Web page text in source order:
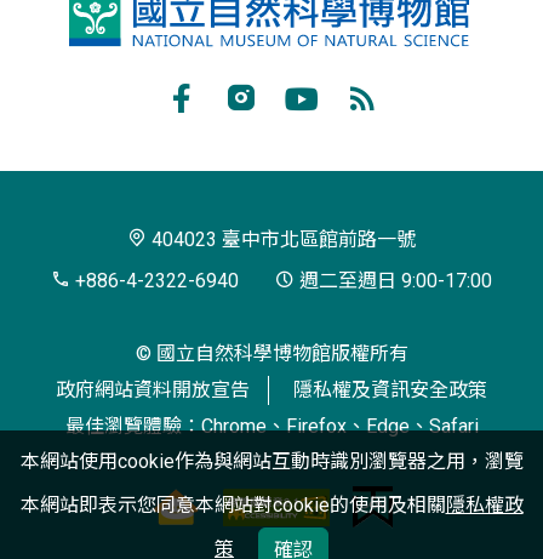
國
博
閱
404023 臺中市北區館前路一號
+886-4-2322-6940
週二至週日 9:00-17:00
© 國立自然科學博物館版權所有
政府網站資料開放宣告
隱私權及資訊安全政策
最佳瀏覽體驗：Chrome、Firefox、Edge、Safari
本網站使用cookie作為與網站互動時識別瀏覽器之用，瀏覽
本網站即表示您同意本網站對cookie的使用及相關隱私權政
策
確認